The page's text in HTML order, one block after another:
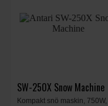
SW-250X Snow Machine
Kompakt snö maskin, 750W,